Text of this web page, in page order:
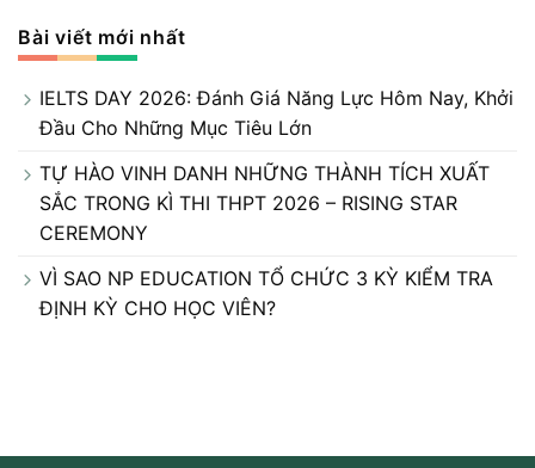
Bài viết mới nhất
IELTS DAY 2026: Đánh Giá Năng Lực Hôm Nay, Khởi
Đầu Cho Những Mục Tiêu Lớn
TỰ HÀO VINH DANH NHỮNG THÀNH TÍCH XUẤT
SẮC TRONG KÌ THI THPT 2026 – RISING STAR
CEREMONY
VÌ SAO NP EDUCATION TỔ CHỨC 3 KỲ KIỂM TRA
ĐỊNH KỲ CHO HỌC VIÊN?